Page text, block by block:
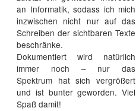
an Informatik, sodass ich mich
inzwischen nicht nur auf das
Schreiben der sichtbaren Texte
beschränke.
Dokumentiert wird natürlich
immer noch – nur das
Spektrum hat sich vergrößert
und ist bunter geworden. Viel
Spaß damit!